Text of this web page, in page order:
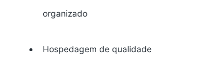
organizado
Hospedagem de qualidade